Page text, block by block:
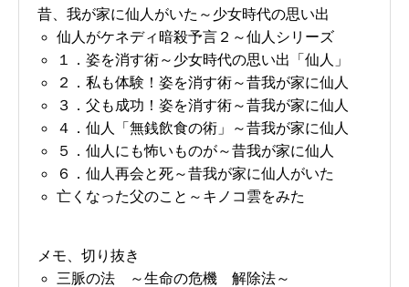
昔、我が家に仙人がいた～少女時代の思い出
仙人がケネディ暗殺予言２～仙人シリーズ
１．姿を消す術～少女時代の思い出「仙人」
２．私も体験！姿を消す術～昔我が家に仙人
３．父も成功！姿を消す術～昔我が家に仙人
４．仙人「無銭飲食の術」～昔我が家に仙人
５．仙人にも怖いものが～昔我が家に仙人
６．仙人再会と死～昔我が家に仙人がいた
亡くなった父のこと～キノコ雲をみた
メモ、切り抜き
三脈の法 ～生命の危機 解除法～